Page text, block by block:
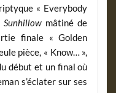
« Everybody
mâtiné de
finale « Golden
pièce, « Know… »,
début et un final où
s’éclater sur ses